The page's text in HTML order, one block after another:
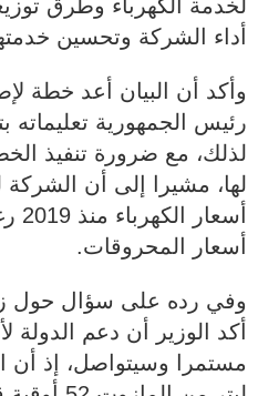
لخدمة الكهرباء وطرق
أداء الشركة وتحسين
وأكد أن البيان أعد خطة
رئيس الجمهورية تعليماته
لذلك، مع ضرورة تنفيذ
لها، مشيرا إلى أن
أسعار المحروقات.
وفي رده على سؤال حول
أكد الوزير أن دعم
مستمرا وسيتواصل، إذ أن